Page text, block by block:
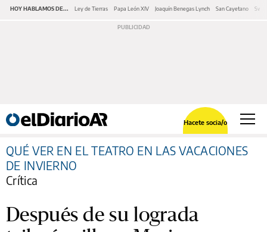
HOY HABLAMOS DE... Ley de Tierras Papa León XIV Joaquín Benegas Lynch San Cayetano
Hacete socia/o
QUÉ VER EN EL TEATRO EN LAS VACACIONES
DE INVIERNO
Crítica
Después de su lograda